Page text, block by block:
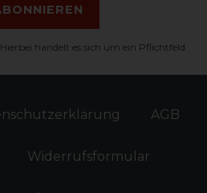
handelt es sich um ein Pflichtfeld.
AGB
Widerrufs­formular